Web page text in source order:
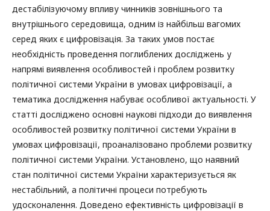
дестабілізуючому впливу чинників зовнішнього та
внутрішнього середовища, одним із найбільш вагомих
серед яких є цифровізація. За таких умов постає
необхідність проведення поглиблених досліджень у
напрямі виявлення особливостей і проблем розвитку
політичної системи України в умовах цифровізації, а
тематика дослідження набуває особливої актуальності. У
статті досліджено основні наукові підходи до виявлення
особливостей розвитку політичної системи України в
умовах цифровізації, проаналізовано проблеми розвитку
політичної системи України. Установлено, що наявний
стан політичної системи України характеризується як
нестабільний, а політичні процеси потребують
удосконалення. Доведено ефективність цифровізації в